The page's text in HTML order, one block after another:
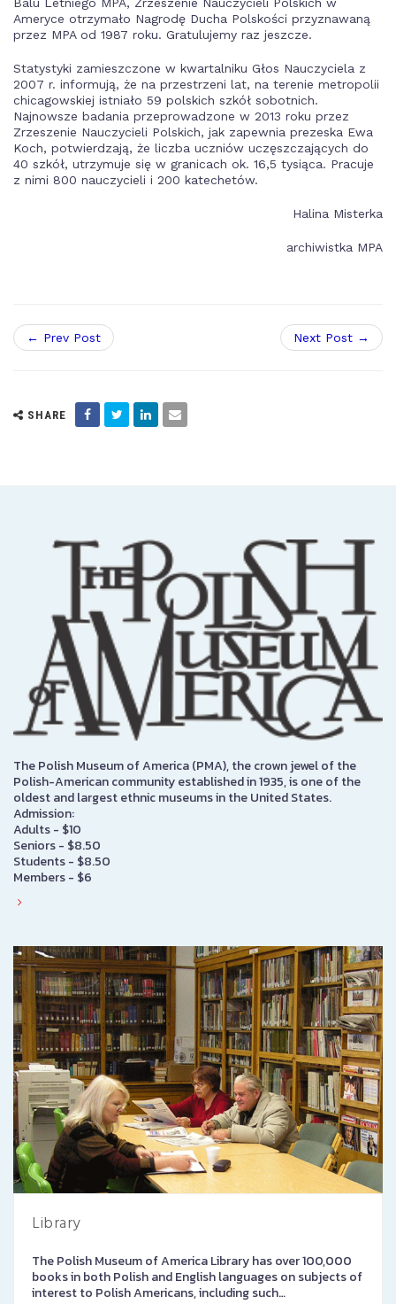
Ameryce otrzymało Nagrodę Ducha Polskości przyznawaną
przez MPA od 1987 roku. Gratulujemy raz jeszcze.
Statystyki zamieszczone w kwartalniku Głos Nauczyciela z
2007 r. informują, że na przestrzeni lat, na terenie metropolii
chicagowskiej istniało 59 polskich szkół sobotnich.
Najnowsze badania przeprowadzone w 2013 roku przez
Zrzeszenie Nauczycieli Polskich, jak zapewnia prezeska Ewa
Koch, potwierdzają, że liczba uczniów uczęszczających do
40 szkół, utrzymuje się w granicach ok. 16,5 tysiąca. Pracuje
z nimi 800 nauczycieli i 200 katechetów.
Halina Misterka
archiwistka MPA
← Prev Post Next Post →
SHARE
The Polish Museum of America (PMA), the crown jewel of the
Polish-American community established in 1935, is one of the
oldest and largest ethnic museums in the United States.
Admission:
Adults - $10
Seniors - $8.50
Students - $8.50
Members - $6
Library
The Polish Museum of America Library has over 100,000
books in both Polish and English languages on subjects of
interest to Polish Americans, including such…